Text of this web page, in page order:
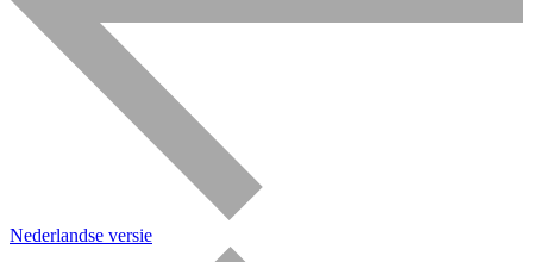
Nederlandse versie